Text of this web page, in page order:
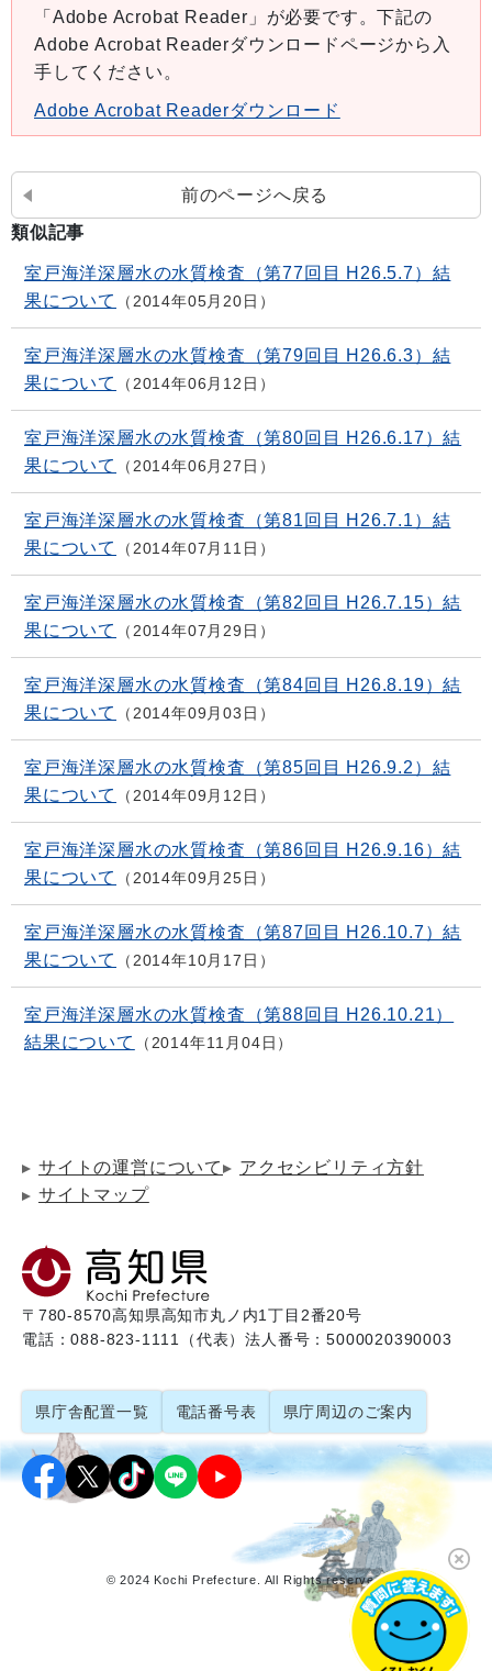
「Adobe Acrobat Reader」が必要です。下記の
Adobe Acrobat Readerダウンロードページから入
手してください。
Adobe Acrobat Readerダウンロード
前のページへ戻る
類似記事
室戸海洋深層水の水質検査（第77回目 H26.5.7）結
果について
2014年05月20日
室戸海洋深層水の水質検査（第79回目 H26.6.3）結
果について
2014年06月12日
室戸海洋深層水の水質検査（第80回目 H26.6.17）結
果について
2014年06月27日
室戸海洋深層水の水質検査（第81回目 H26.7.1）結
果について
2014年07月11日
室戸海洋深層水の水質検査（第82回目 H26.7.15）結
果について
2014年07月29日
室戸海洋深層水の水質検査（第84回目 H26.8.19）結
果について
2014年09月03日
室戸海洋深層水の水質検査（第85回目 H26.9.2）結
果について
2014年09月12日
室戸海洋深層水の水質検査（第86回目 H26.9.16）結
果について
2014年09月25日
室戸海洋深層水の水質検査（第87回目 H26.10.7）結
果について
2014年10月17日
室戸海洋深層水の水質検査（第88回目 H26.10.21）
結果について
2014年11月04日
サイトの運営について
アクセシビリティ方針
サイトマップ
〒780-8570高知県高知市丸ノ内1丁目2番20号
電話：088-823-1111（代表）法人番号：5000020390003
県庁舎配置一覧 電話番号表 県庁周辺のご案内
© 2024 Kochi Prefecture. All Rights reserved.